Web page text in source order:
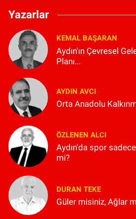
Yazarlar
KEMAL BAŞARAN
Aydın'ın Çevresel
Planı...
AYDIN AVCI
Orta Anadolu
ÖZLENEN ALCI
Aydın'da spor
mi?
DURAN TEKE
Güler misiniz, Ağlar